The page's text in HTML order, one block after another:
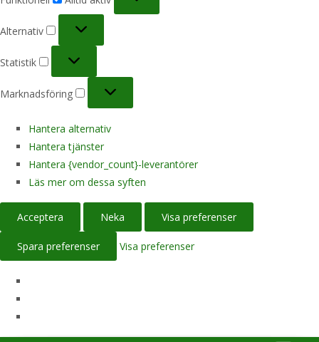
Alternativ
Statistik
Marknadsföring
Hantera alternativ
Hantera tjänster
Hantera {vendor_count}-leverantörer
Läs mer om dessa syften
Acceptera Neka Visa preferenser
Spara preferenser Visa preferenser